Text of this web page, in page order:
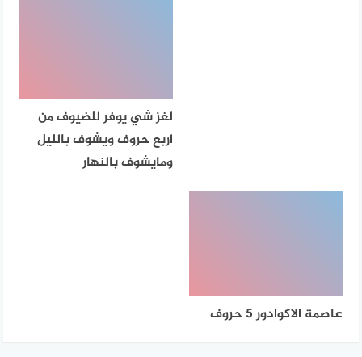
لغز شي يوفر للضيوف من
اربع حروف ويشوف بالليل
ومايشوف بالنهار
عاصمة الاكوادور 5 حروف